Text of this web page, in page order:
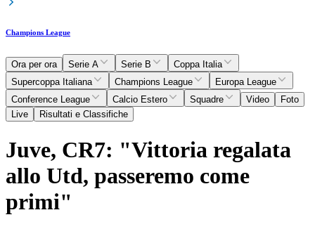
Champions League
Ora per ora Serie A Serie B
Coppa Italia
Supercoppa Italiana
Champions League
Europa League
Conference League
Calcio Estero Squadre Video
Foto
Live
Risultati e Classifiche
Juve, CR7: "Vittoria regalata
allo Utd, passeremo come
primi"